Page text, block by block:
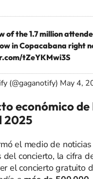
of the 1.7 million
in Copacabana right
tZeYKMwi3S
(@gaganotify) May 4,
económico de
2025
el medio de noticias
del concierto, la cifra
el concierto gratuito